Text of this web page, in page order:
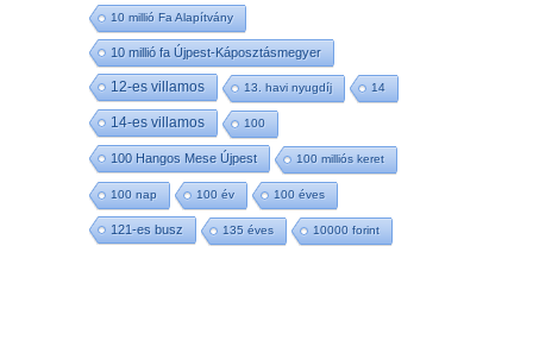
10 millió Fa Alapítvány
10 millió fa Újpest-Káposztásmegyer
12-es villamos 13. havi nyugdíj 14
14-es villamos 100
100 Hangos Mese Újpest 100 milliós keret
100 nap 100 év 100 éves
121-es busz 135 éves 10000 forint